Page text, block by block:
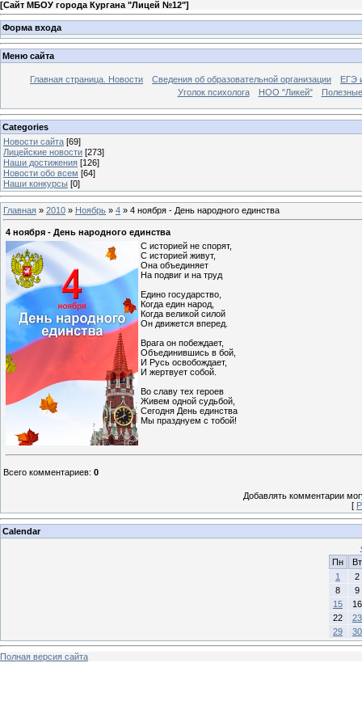
[Сайт МБОУ города Кургана "Лицей №12"]
Форма входа
Меню сайта
Главная страница. Новости Сведения об образовательной организации
ЕГЭ
Уголок психолога
НОО "Ликей"
Categories
Новости сайта [69]
Лицейские новости [273]
Наши достижения [126]
Новости обо всем [64]
Наши конкурсы [0]
Главная » 2010 » Ноябрь » 4 » 4 ноября - День народного единства
4 ноября - День народного единства
С историей не спорят,
С историей живут,
Она объединяет
На подвиг и на труд
Едино государство,
Когда един народ,
Когда великой силой
Он движется вперед.
Врага он побеждает,
Объединившись в бой,
И Русь освобождает,
И жертвует собой.
Во славу тех героев
Живем одной судьбой,
Сегодня День единства
Мы празднуем с тобой!
Всего комментариев: 0
Добавлять комментарии
[
Calendar
Пн
Вт
1
2
8
9
15
16
22
23
29
30
Полная версия сайта